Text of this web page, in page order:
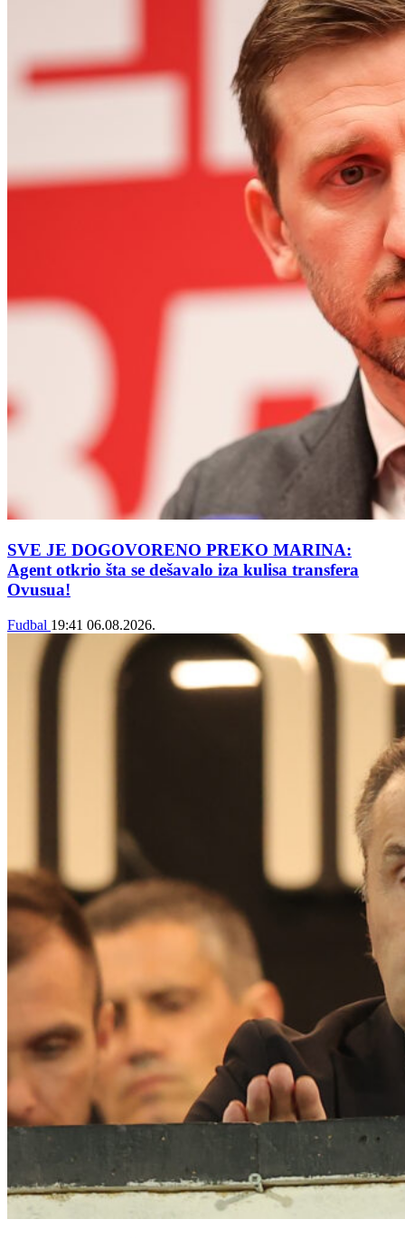
SVE JE DOGOVORENO PREKO MARINA:
Agent otkrio šta se dešavalo iza kulisa transfera
Ovusua!
Fudbal 19:41 06.08.2026.